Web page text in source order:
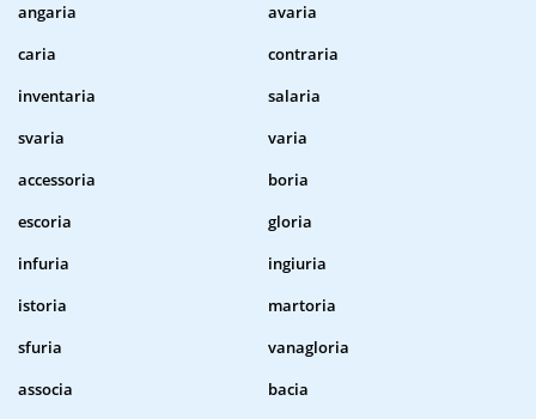
angaria
avaria
caria
contraria
inventaria
salaria
svaria
varia
accessoria
boria
escoria
gloria
infuria
ingiuria
istoria
martoria
sfuria
vanagloria
associa
bacia